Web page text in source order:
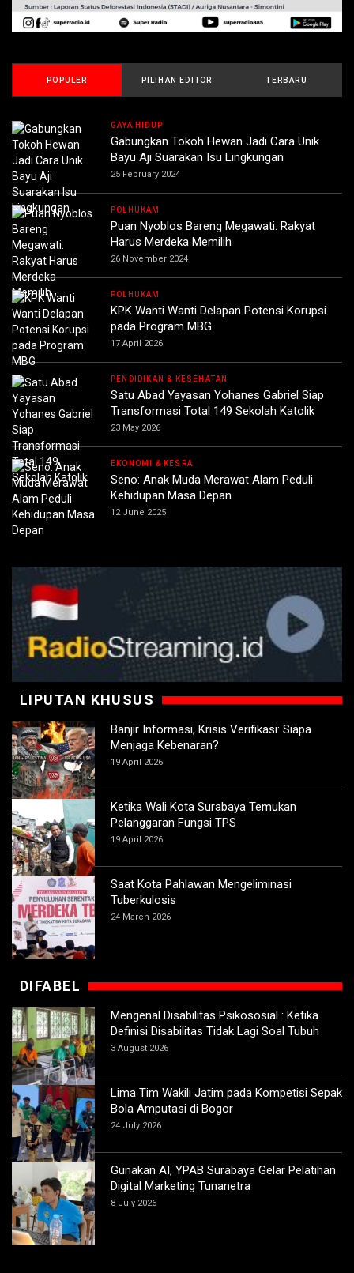
POPULER PILIHAN EDITOR TERBARU
GAYA HIDUP
Gabungkan Tokoh Hewan Jadi Cara Unik
Bayu Aji Suarakan Isu Lingkungan
25 February 2024
POLHUKAM
Puan Nyoblos Bareng Megawati: Rakyat
Harus Merdeka Memilih
26 November 2024
POLHUKAM
KPK Wanti Wanti Delapan Potensi Korupsi
pada Program MBG
17 April 2026
PENDIDIKAN & KESEHATAN
Satu Abad Yayasan Yohanes Gabriel Siap
Transformasi Total 149 Sekolah Katolik
23 May 2026
EKONOMI & KESRA
Seno: Anak Muda Merawat Alam Peduli
Kehidupan Masa Depan
12 June 2025
LIPUTAN KHUSUS
Banjir Informasi, Krisis Verifikasi: Siapa
Menjaga Kebenaran?
19 April 2026
Ketika Wali Kota Surabaya Temukan
Pelanggaran Fungsi TPS
19 April 2026
Saat Kota Pahlawan Mengeliminasi
Tuberkulosis
24 March 2026
DIFABEL
Mengenal Disabilitas Psikososial : Ketika
Definisi Disabilitas Tidak Lagi Soal Tubuh
3 August 2026
Lima Tim Wakili Jatim pada Kompetisi Sepak
Bola Amputasi di Bogor
24 July 2026
Gunakan AI, YPAB Surabaya Gelar Pelatihan
Digital Marketing Tunanetra
8 July 2026